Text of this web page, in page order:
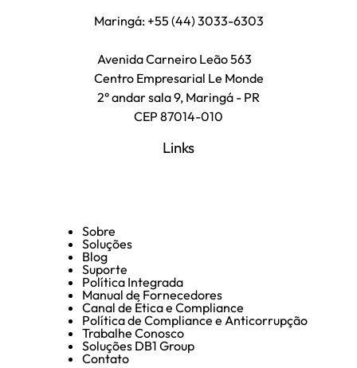
Maringá: +55 (44) 3033-6303
Avenida Carneiro Leão 563
Centro Empresarial Le Monde
2° andar sala 9, Maringá - PR
CEP 87014-010
Links
Sobre
Soluções
Blog
Suporte
Política Integrada
Manual de Fornecedores
Canal de Ética e Compliance
Política de Compliance e Anticorrupção
Trabalhe Conosco
Soluções DB1 Group
Contato